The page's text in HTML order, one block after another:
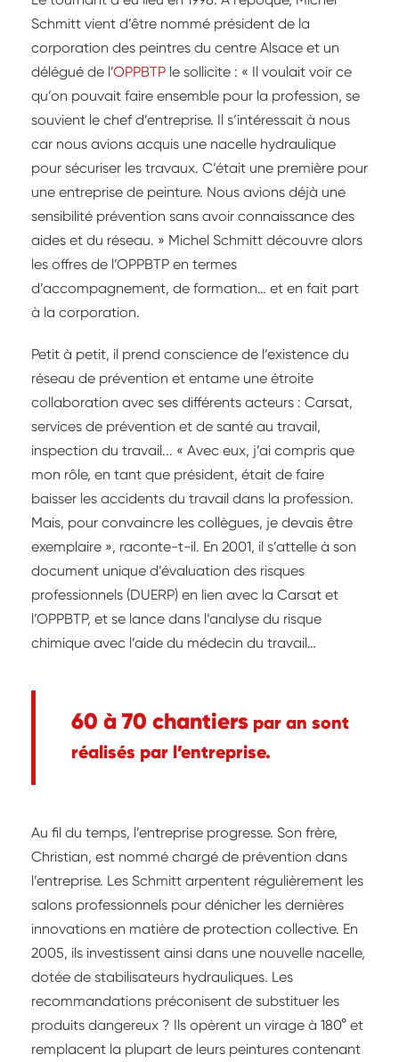
Schmitt vient d’être nommé président de la
corporation des peintres du centre Alsace et un
délégué de l’OPPBTP le sollicite : « Il voulait voir ce
qu’on pouvait faire ensemble pour la profession, se
souvient le chef d’entreprise. Il s’intéressait à nous
car nous avions acquis une nacelle hydraulique
pour sécuriser les travaux. C’était une première pour
une entreprise de peinture. Nous avions déjà une
sensibilité prévention sans avoir connaissance des
aides et du réseau. » Michel Schmitt découvre alors
les offres de l’OPPBTP en termes
d’accompagnement, de formation… et en fait part
à la corporation.
Petit à petit, il prend conscience de l’existence du
réseau de prévention et entame une étroite
collaboration avec ses différents acteurs : Carsat,
services de prévention et de santé au travail,
inspection du travail... « Avec eux, j’ai compris que
mon rôle, en tant que président, était de faire
baisser les accidents du travail dans la profession.
Mais, pour convaincre les collègues, je devais être
exemplaire », raconte-t-il. En 2001, il s’attelle à son
document unique d’évaluation des risques
professionnels (DUERP) en lien avec la Carsat et
l’OPPBTP, et se lance dans l’analyse du risque
chimique avec l’aide du médecin du travail…
60 à 70 chantiers par an sont
réalisés par l’entreprise.
Au fil du temps, l’entreprise progresse. Son frère,
Christian, est nommé chargé de prévention dans
l’entreprise. Les Schmitt arpentent régulièrement les
salons professionnels pour dénicher les dernières
innovations en matière de protection collective. En
2005, ils investissent ainsi dans une nouvelle nacelle,
dotée de stabilisateurs hydrauliques. Les
recommandations préconisent de substituer les
produits dangereux ? Ils opèrent un virage à 180° et
remplacent la plupart de leurs peintures contenant